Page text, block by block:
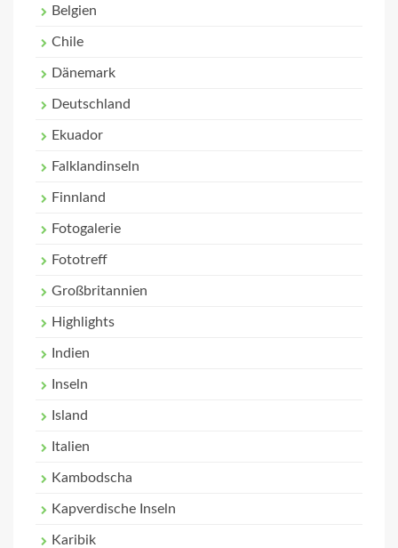
Belgien
Chile
Dänemark
Deutschland
Ekuador
Falklandinseln
Finnland
Fotogalerie
Fototreff
Großbritannien
Highlights
Indien
Inseln
Island
Italien
Kambodscha
Kapverdische Inseln
Karibik